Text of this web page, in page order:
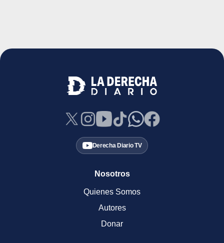
Derecha Diario TV
Nosotros
Quienes Somos
Autores
Donar